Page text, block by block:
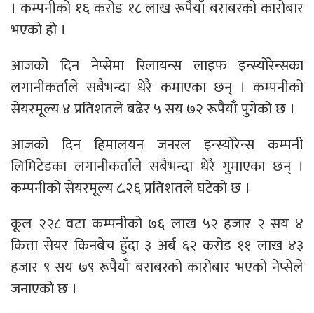
। कम्पनीको १६ करोड १८ लाख रूपैयाँ बराबरको कारोबार
भएको हो ।
आजको दिन नेप्सेमा रिलायन्स लाइफ इन्स्योरेन्सका
लगानीकर्ताले सबैभन्दा धेरै कमाएका छन् । कम्पनीको
सेयरमूल्य ४ प्रतिशतले बढेर ५ सय ७२ रूपैयाँ पुगेको छ ।
आजको दिन हिमालयन जनरल इन्स्योरेन्स कम्पनी
लिमिटेडका लगानीकर्ताले सबैभन्दा धेरै गुमाएका छन् ।
कम्पनीको सेयरमूल्य ८.२६ प्रतिशतले घटेको छ ।
कूल २२८ वटा कम्पनीको ७६ लाख ५२ हजार २ सय ४
कित्ता सेयर किनबेच हुँदा ३ अर्ब ६२ करोड ११ लाख ४३
हजार ९ सय ७९ रूपैयाँ बराबरको कारोबार भएको नेप्सेले
जनाएको छ ।